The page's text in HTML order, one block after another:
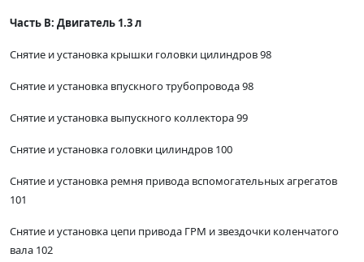
Часть В: Двигатель 1.3 л
Снятие и установка крышки головки цилиндров 98
Снятие и установка впускного трубопровода 98
Снятие и установка выпускного коллектора 99
Снятие и установка головки цилиндров 100
Снятие и установка ремня привода вспомогательных агрегатов
101
Снятие и установка цепи привода ГРМ и звездочки коленчатого
вала 102